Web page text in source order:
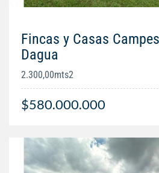
Fincas y Casas
Dagua
2.300,00mts2
$580.000.000